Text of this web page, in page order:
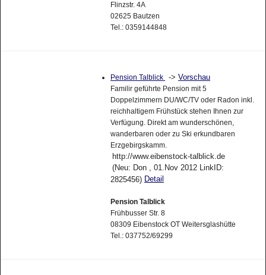
Flinzstr. 4A
02625 Bautzen
Tel.: 0359144848
Pension Talblick -> Vorschau
Familir geführte Pension mit 5
Doppelzimmern DU/WC/TV oder Radon inkl.
reichhaltigem Frühstück stehen Ihnen zur
Verfügung. Direkt am wunderschönen,
wanderbaren oder zu Ski erkundbaren
Erzgebirgskamm.
http://www.eibenstock-talblick.de
(Neu: Don , 01.Nov 2012 LinkID:
2825456) Detail
Pension Talblick
Frühbusser Str. 8
08309 Eibenstock OT Weitersglashütte
Tel.: 037752/69299